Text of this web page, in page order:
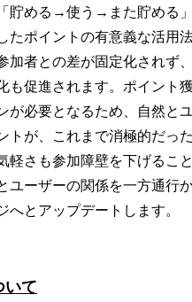
貯める→使う→また貯める
たポイントの有意義な活用
者との差が固定化されず
も促進されます。ポイント
が必要となるため、自然と
トが、これまで消極的だっ
軽さも参加障壁を下げるこ
ユーザーの関係を一方通行
へとアップデートします。
いて